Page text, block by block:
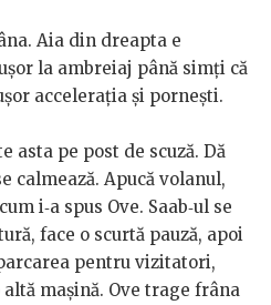
Aia din dreapta e
la ambreiaj până simți că
accelerația și pornești.
asta pe post de scuză. Dă
calmează. Apucă volanul,
i‑a spus Ove. Saab‑ul se
face o scurtă pauză, apoi
pentru vizitatori,
mașină. Ove trage frâna